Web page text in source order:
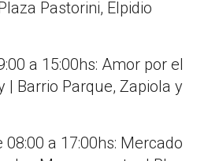
Pastorini, Elpidio
a 15:00hs: Amor por el
| Barrio Parque, Zapiola y
a 17:00hs: Mercado